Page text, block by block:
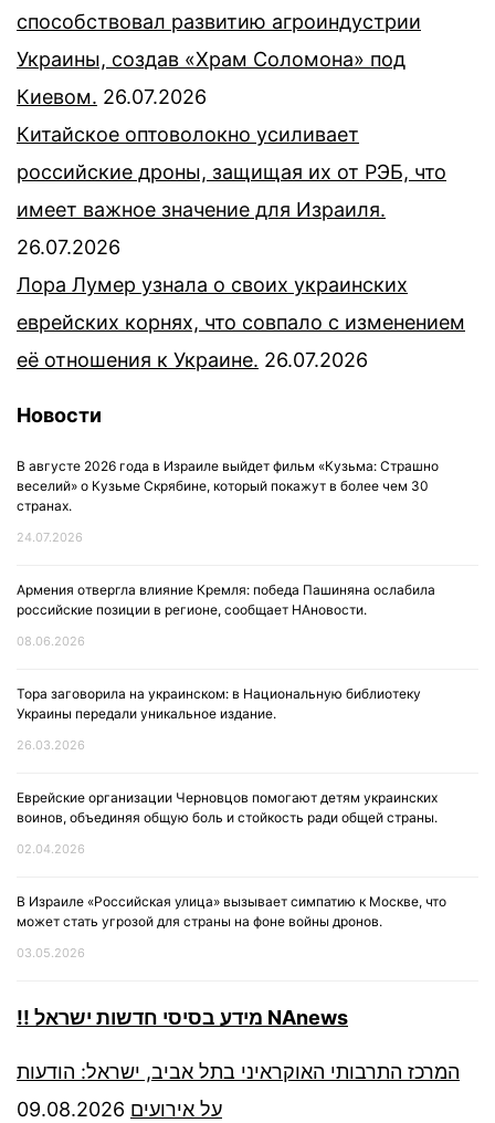
способствовал развитию агроиндустрии
Украины, создав «Храм Соломона» под
Киевом. 26.07.2026
Китайское оптоволокно усиливает
российские дроны, защищая их от РЭБ, что
имеет важное значение для Израиля.
26.07.2026
Лора Лумер узнала о своих украинских
еврейских корнях, что совпало с изменением
её отношения к Украине. 26.07.2026
Новости
В августе 2026 года в Израиле выйдет фильм «Кузьма: Страшно
веселий» о Кузьме Скрябине, который покажут в более чем 30
странах.
24.07.2026
Армения отвергла влияние Кремля: победа Пашиняна ослабила
российские позиции в регионе, сообщает НАновости.
08.06.2026
Тора заговорила на украинском: в Национальную библиотеку
Украины передали уникальное издание.
26.03.2026
Еврейские организации Черновцов помогают детям украинских
воинов, объединяя общую боль и стойкость ради общей страны.
02.04.2026
В Израиле «Российская улица» вызывает симпатию к Москве, что
может стать угрозой для страны на фоне войны дронов.
03.05.2026
!! מידע בסיסי חדשות ישראל NAnews
המרכז התרבותי האוקראיני בתל אביב, ישראל: הודעות
על אירועים 09.08.2026